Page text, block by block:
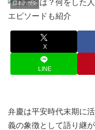
日本の歴史
X
LINE
弁慶は平安時代末期に
義の象徴として語り継が